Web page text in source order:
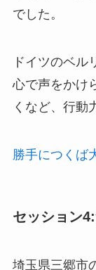
でした。
ドイツのベル
心で声をかけ
くなど、行動
勝手につくば
セッション
埼玉県三郷市